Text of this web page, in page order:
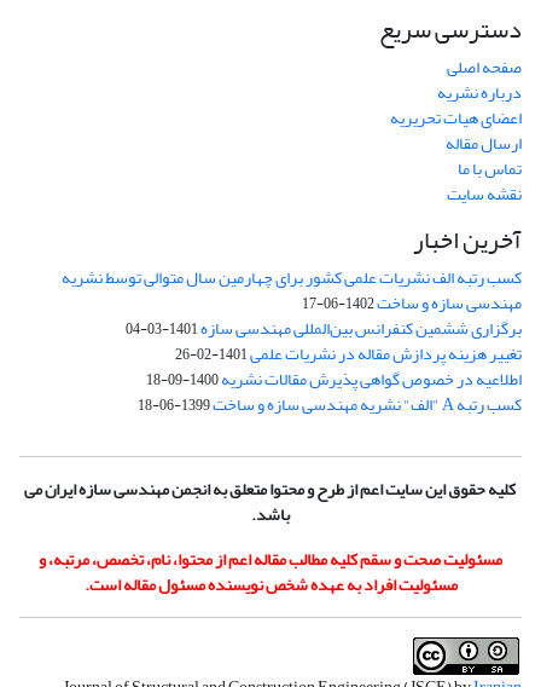
دسترسی سریع
صفحه اصلی
درباره نشریه
اعضای هیات تحریریه
ارسال مقاله
تماس با ما
نقشه سایت
آخرین اخبار
کسب رتبه الف نشریات علمی کشور برای چهارمین سال متوالی توسط نشریه
مهندسی سازه و ساخت1402-06-17
برگزاری ششمین کنفرانس بین‌المللی مهندسی سازه1401-03-04
تغییر هزینه پردازش مقاله در نشریات علمی1401-02-26
اطلاعیه در خصوص گواهی پذیرش مقالات نشریه1400-09-18
کسب رتبه A "الف" نشریه مهندسی سازه و ساخت 1399-06-18
کلیه حقوق این سایت اعم از طرح و محتوا متعلق به انجمن مهندسی سازه ایران می
باشد.
مسئولیت صحت و سقم کلیه مطالب مقاله اعم از محتوا، نام، تخصص، مرتبه، و
مسئولیت افراد به عهده شخص نویسنده مسئول مقاله است.